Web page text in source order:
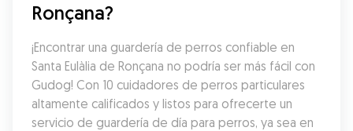
Ronçana?
¡Encontrar una guardería de perros confiable en
Santa Eulàlia de Ronçana no podría ser más fácil con
Gudog! Con 10 cuidadores de perros particulares
altamente calificados y listos para ofrecerte un
servicio de guardería de día para perros, ya sea en